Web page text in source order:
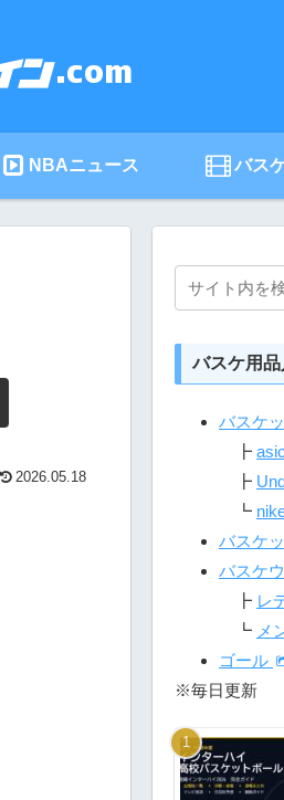
NBAニュース バス
2026.05.18
バスケ用品
バスケ
┣
┣
┗
バスケ
バスケ
┣ レ
┗ メ
ゴール
※毎日更新